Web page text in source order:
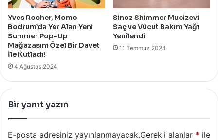
Yves Rocher, Momo
Bodrum’da Yer Alan Yeni
Summer Pop-Up
Mağazasını Özel Bir Davet
İle Kutladı!
4 Ağustos 2024
Sinoz Shimmer Mucizevi
Saç ve Vücut Bakım Yağı
Yenilendi
11 Temmuz 2024
Bir yanıt yazın
E-posta adresiniz yayınlanmayacak.Gerekli alanlar * ile